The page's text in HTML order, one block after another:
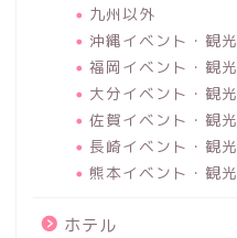
九州以外
沖縄イベント・観光
福岡イベント・観光
大分イベント・観光
佐賀イベント・観光
長崎イベント・観光
熊本イベント・観光
ホテル